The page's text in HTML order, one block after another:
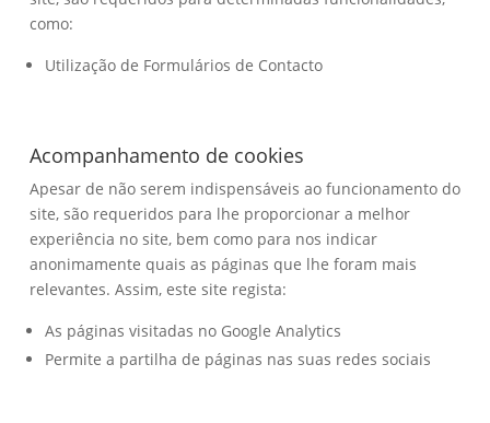
como:
Utilização de Formulários de Contacto
Acompanhamento de cookies
Apesar de não serem indispensáveis ao funcionamento do
site, são requeridos para lhe proporcionar a melhor
experiência no site, bem como para nos indicar
anonimamente quais as páginas que lhe foram mais
relevantes. Assim, este site regista:
As páginas visitadas no Google Analytics
Permite a partilha de páginas nas suas redes sociais